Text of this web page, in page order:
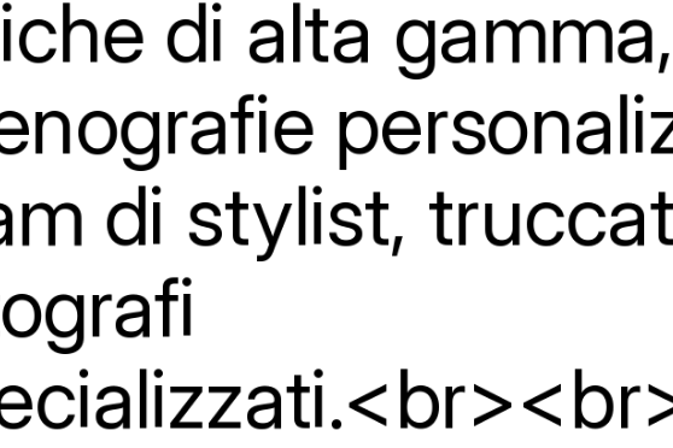
di alta gamma,
di stylist,